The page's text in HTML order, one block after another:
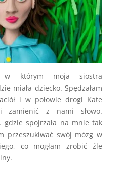
w którym moja siostra
miała dziecko. Spędzałam
i w połowie drogi Kate
zamienić z nami słowo.
gdzie spojrzała na mnie tak
przeszukiwać swój mózg w
co mogłam zrobić źle